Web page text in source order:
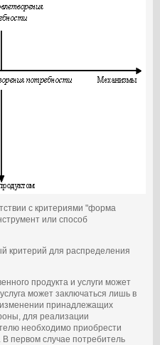
с критериями "форма
или способ
критерий для распределения
продукта и услуги может
может заключаться лишь в
принадлежащих
для реализации
необходимо приобрести
первом случае потребитель